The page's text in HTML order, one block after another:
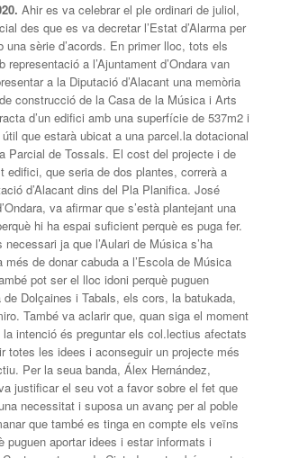
Ahir es va celebrar el ple ordinari de juliol,
des que es va decretar l’Estat d’Alarma per
una sèrie d’acords. En primer lloc, tots els
a l’Ajuntament d’Ondara van
a la Diputació d’Alacant una memòria
construcció de la Casa de la Música i Arts
d’un edifici amb una superfície de 537m2 i
útil que estarà ubicat a una parcel.la dotacional
Parcial de Tossals. El cost del projecte i de
edifici, que seria de dos plantes, correrà a
d’Alacant dins del Pla Planifica. José
va afirmar que s’està plantejant una
hi ha espai suficient perquè es puga fer.
ja que l’Aulari de Música s’ha
de donar cabuda a l’Escola de Música
pot ser el lloc idoni perquè puguen
de Dolçaines i Tabals, els cors, la batukada,
També va aclarir que, quan siga el moment
intenció és preguntar els col.lectius afectats
totes les idees i aconseguir un projecte més
Per la seua banda, Álex Hernández,
justificar el seu vot a favor sobre el fet que
necessitat i suposa un avanç per al poble
que també es tinga en compte els veïns
puguen aportar idees i estar informats i